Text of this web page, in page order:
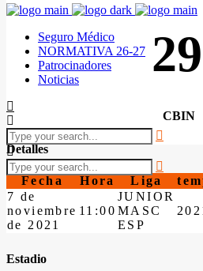
Seguro Médico
NORMATIVA 26-27
Patrocinadores
Noticias
29
CBIN
Detalles
Fecha Hora Liga
7 de
noviembre
de 2021
11:00
JUNIOR
MASC
ESP
Estadio